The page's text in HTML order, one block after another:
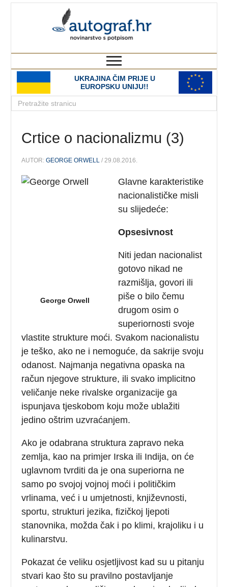
UKRAJINA ČIM PRIJE U
EUROPSKU UNIJU!!
Crtice o nacionalizmu (3)
AUTOR:GEORGE ORWELL / 29.08.2016.
George Orwell
Glavne karakteristike
nacionalističke misli
su slijedeće:
Opsesivnost
Niti jedan nacionalist
gotovo nikad ne
razmišlja, govori ili
piše o bilo čemu
drugom osim o
superiornosti svoje
vlastite strukture moći. Svakom nacionalistu
je teško, ako ne i nemoguće, da sakrije svoju
odanost. Najmanja negativna opaska na
račun njegove strukture, ili svako implicitno
veličanje neke rivalske organizacije ga
ispunjava tjeskobom koju može ublažiti
jedino oštrim uzvraćanjem.
Ako je odabrana struktura zapravo neka
zemlja, kao na primjer Irska ili Indija, on će
uglavnom tvrditi da je ona superiorna ne
samo po svojoj vojnoj moći i političkim
vrlinama, već i u umjetnosti, književnosti,
sportu, strukturi jezika, fizičkoj ljepoti
stanovnika, možda čak i po klimi, krajoliku i u
kulinarstvu.
Pokazat će veliku osjetljivost kad su u pitanju
stvari kao što su pravilno postavljanje